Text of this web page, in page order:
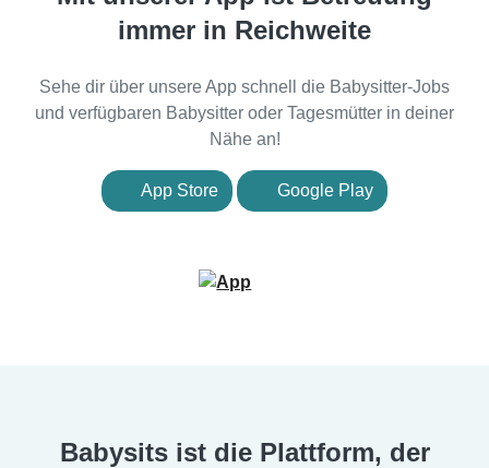
immer in Reichweite
Sehe dir über unsere App schnell die Babysitter-Jobs
und verfügbaren Babysitter oder Tagesmütter in deiner
Nähe an!
App Store Google Play
Babysits ist die Plattform, der